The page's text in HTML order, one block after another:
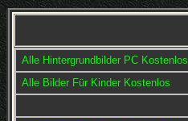
Alle Hintergrundbilder PC Kostenlos
Alle Bilder Für Kinder Kostenlos